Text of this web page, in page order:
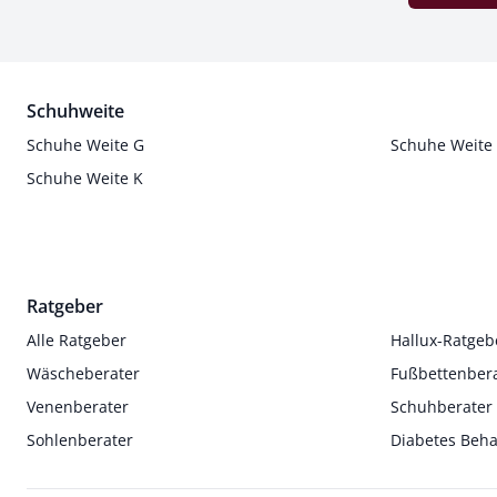
Schuhweite
Schuhe Weite G
Schuhe Weite
Schuhe Weite K
Ratgeber
Alle Ratgeber
Hallux-
Wäscheberater
Venenberater
Schuhberater
Sohlenberater
Diabetes